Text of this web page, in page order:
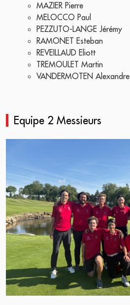
MAZIER Pierre
MELOCCO Paul
PEZZUTO-LANGE Jérémy
RAMONET Esteban
REVEILLAUD Eliott
TREMOULET Martin
VANDERMOTEN Alexandre
Equipe 2 Messieurs